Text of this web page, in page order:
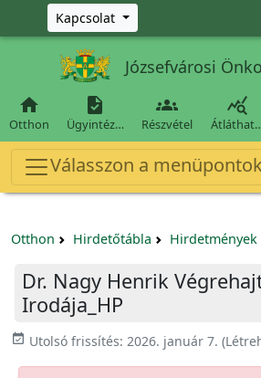
Ugrás a fő tartalomra
Kapcsolat
Józsefvárosi

Otthon

Ügyintéz…

Részvétel

Válasszon a
Otthon Hirdetőtábla Hirdetmények
Dr. Nagy Henrik
Irodája_HP
event_available Utolsó frissítés: 2026. január 7.